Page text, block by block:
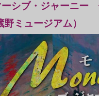
シブ・ジャーニー
ミュージアム）